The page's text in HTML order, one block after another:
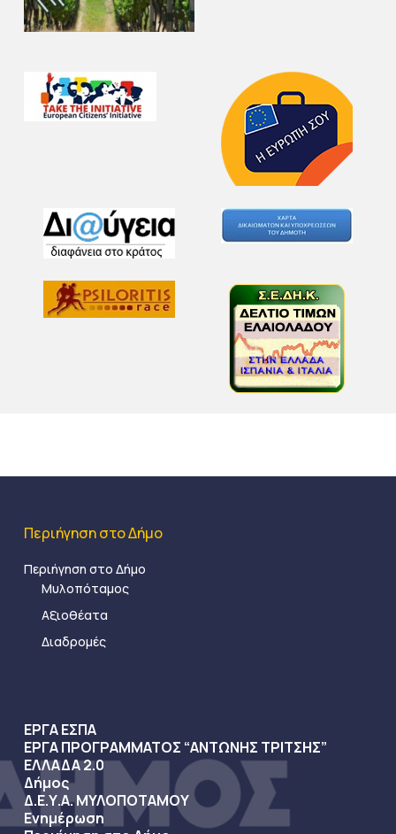
Περιήγηση στο Δήμο
Περιήγηση στο Δήμο
Μυλοπόταμος
Αξιοθέατα
Διαδρομές
ΕΡΓΑ ΕΣΠΑ
ΕΡΓΑ ΠΡΟΓΡΑΜΜΑΤΟΣ “ΑΝΤΩΝΗΣ ΤΡΙΤΣΗΣ”
ΕΛΛΑΔΑ 2.0
Δήμος
Δ.Ε.Υ.Α. ΜΥΛΟΠΟΤΑΜΟΥ
Ενημέρωση